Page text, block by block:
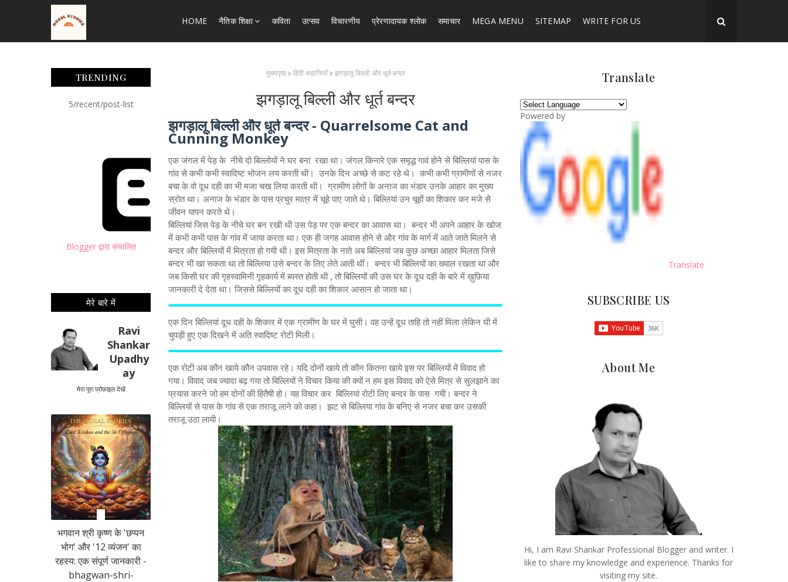
HOME नैतिक शिक्षा कविता उत्सव विचारणीय प्रेरणादायक श्लोक समाचार MEGA MENU SITEMAP WRITE FOR US
मुख्यपृष्ठ हिंदी कहानियाँ झगड़ालू बिल्ली और धूर्त बन्दर
झगड़ालू बिल्ली और धूर्त बन्दर
झगड़ालू बिल्ली और धूर्त बन्दर - Quarrelsome Cat and
Cunning Monkey
एक जंगल में पेड़ के नीचे दो बिल्लोयों ने घर बना रखा था। जंगल किनारे एक समृद्ध गावं होने से बिल्लियां पास के
गांव से कभी कभी स्वादिष्ट भोजन लय करती थी। उनके दिन अच्छे से कट रहे थे। कभी कभी ग्रामीणों से नजर
बचा के वो दूध दही का भी मजा चख लिया करती थी। ग्रामीण लोगों के अनाज का भंडार उनके आहार का मुख्य
स्रोत था। अनाज के भंडार के पास प्रचुर मात्र में चूहे पाए जाते थे। बिल्लियां उन चूहों का शिकार कर मजे से
जीवन यापन करते थे।
बिल्लियां जिस पेड़ के नीचे घर बन रखी थी उस पेड़ पर एक बन्दर का आवास था। बन्दर भी अपने आहार के खोज
में कभी कभी पास के गांव में जाया करता था। एक ही जगह आवास होने से और गांव के मार्ग में आते जाते मिलने से
बन्दर और बिल्लियों में मित्रता हो गयी थी। इस मित्रता के नाते अब बिल्लियां जब कुछ अच्छा आहार मिलता जिसे
बन्दर भी खा सकता था तो बिल्लिया उसे बन्दर के लिए लेते आती थीं। बन्दर भी बिल्लियों का ख्याल रखता था और
जब किसी घर की गृहस्वामिनी गृहकार्य में ब्यस्त होती थी , तो बिल्लियों की उस घर के दूध दही के बारे में ख़ुफ़िया
जानकारी दे देता था। जिससे बिल्लियों का दूध दही का शिकार आसान हो जाता था।
एक दिन बिल्लियां दूध दही के शिकार में एक ग्रामीण के घर में घुसी। वह उन्हें दूध ताहि तो नहीं मिला लेकिन घी में
चुपड़ी हुए एक दिखने में अति स्वादिष्ट रोटी मिली।
एक रोटी अब कौन खाये कौन उपवास रहे। यदि दोनों खाये तो कौन कितना खाये इस पर बिल्लियों में विवाद हो
गया। विवाद जब ज्यादा बढ़ गया तो बिल्लियों ने विचार किया की क्यों न हम इस विवाद को ऐसे मित्र से सुलझाने का
प्रयास करने जो हम दोनों की हितैषी हो। यह विचार कर बिल्लियां रोटी लिए बन्दर के पास गयी। बन्दर ने
बिल्लियों से पास के गांव से एक तराजू लाने को कहा। झट से बिल्लिया गांव के बनिए से नजर बचा कर उसकी
तराजू उठा लायी।
TRENDING
5/recent/post-list
Blogger द्वारा संचालित
मेरे बारे में
Ravi
Shankar
Upadhy
ay
मेरा पूरा प्रोफ़ाइल देखें
भगवान श्री कृष्ण के 'छप्पन
भोग' और '12 व्यंजन' का
रहस्य: एक संपूर्ण जानकारी -
bhagwan-shri-
Translate
Powered by
Translate
SUBSCRIBE US
About Me
Hi, I am Ravi Shankar Professional Blogger and writer. I
like to share my knowledge and experience. Thanks for
visiting my site.